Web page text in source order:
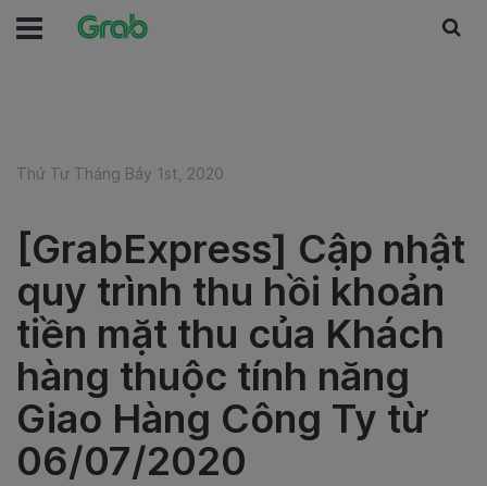
Thứ Tư Tháng Bảy 1st, 2020
[GrabExpress] Cập nhật
quy trình thu hồi khoản
tiền mặt thu của Khách
hàng thuộc tính năng
Giao Hàng Công Ty từ
06/07/2020